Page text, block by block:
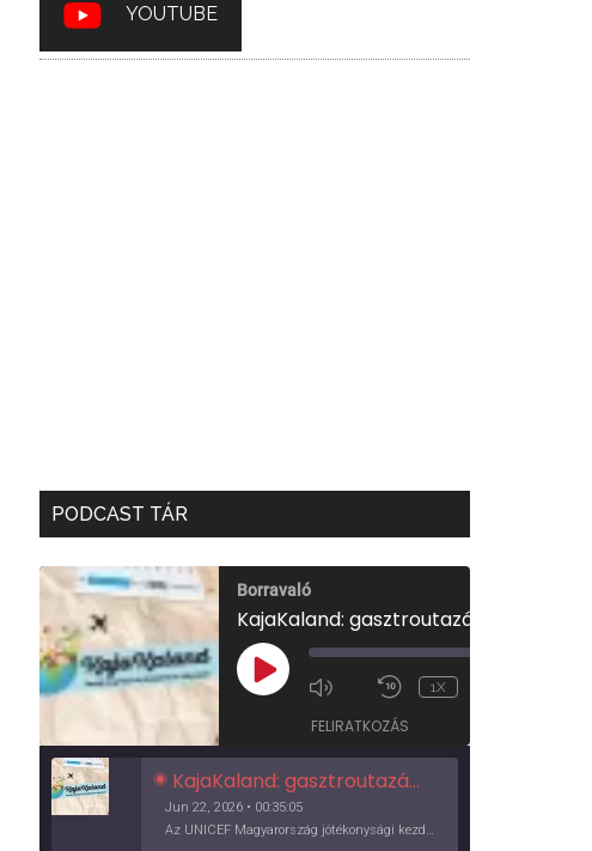
YOUTUBE
PODCAST TÁR
Borravaló
PLAY
EPISODE
1X
FELIRATKOZÁS
KajaKaland: gasztroutazás a föld körül
Jun 22, 2026 • 00:35:05
Az UNICEF Magyarország jótékonysági kezdeményezése izgalmas, egész éves világkörüli ízutazásra hív, igazi családi program és gasztroedukáció, illetve segítség a rászorulóknak is egyben.